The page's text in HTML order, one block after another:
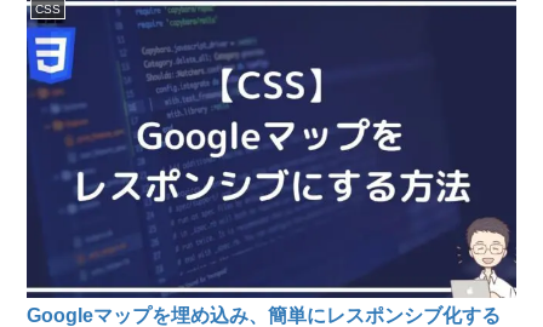
CSS
Googleマップを埋め込み、簡単にレスポンシブ化する